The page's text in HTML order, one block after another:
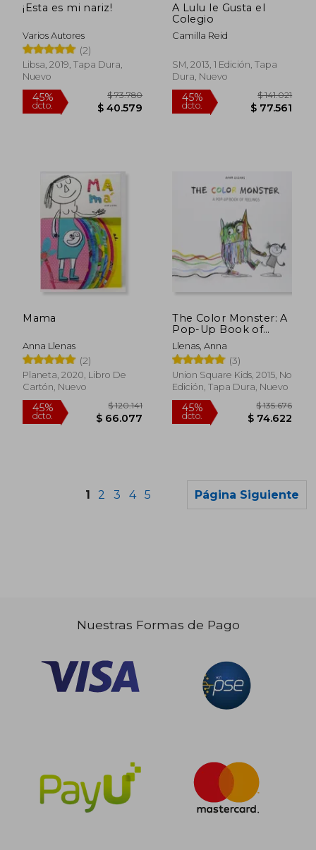
dcto.
45%
dcto. $
dcto. $ 38.824 dcto.
¡Esta es mi nariz!
Varios Autores
(2)
Libsa, 2019, Tapa Dura,
Nuevo
A Lulu le Gusta el
Colegio
Camilla Reid
SM, 2013, 1 Edición, Tapa
Dura, Nuevo
Mama
Anna Llenas
(2)
Planeta, 2020, Libro De
Cartón, Nuevo
The Color Monster: A
Pop-Up Book of
Feelings (en Inglés)
Llenas, Anna
(3)
Union Square Kids, 2015, No
Edición, Tapa Dura, Nuevo
1 2 3 4 5 Página Siguiente
Nuestras Formas de Pago